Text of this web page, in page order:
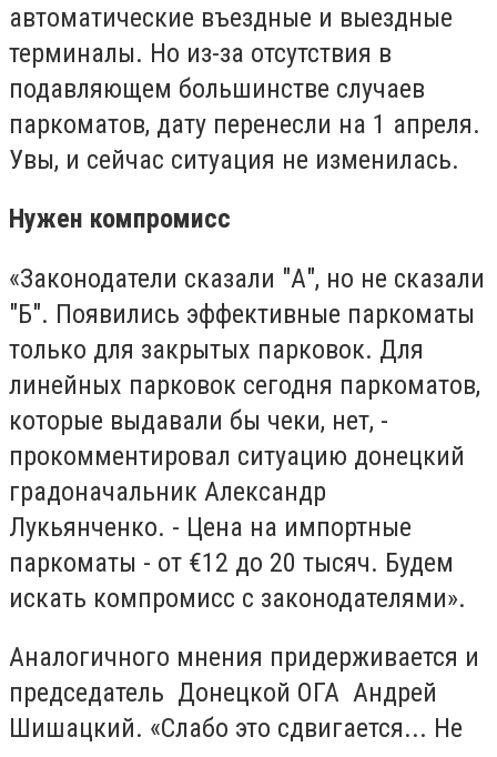
автоматические въездные и выездные
терминалы. Но из-за отсутствия в
подавляющем большинстве случаев
паркоматов, дату перенесли на 1 апреля.
Увы, и сейчас ситуация не изменилась.
Нужен компромисс
«Законодатели сказали "А", но не сказали
"Б". Появились эффективные паркоматы
только для закрытых парковок. Для
линейных парковок сегодня паркоматов,
которые выдавали бы чеки, нет, -
прокомментировал ситуацию донецкий
градоначальник Александр
Лукьянченко. - Цена на импортные
паркоматы - от €12 до 20 тысяч. Будем
искать компромисс с законодателями».
Аналогичного мнения придерживается и
председатель Донецкой ОГА Андрей
Шишацкий. «Слабо это сдвигается... Не